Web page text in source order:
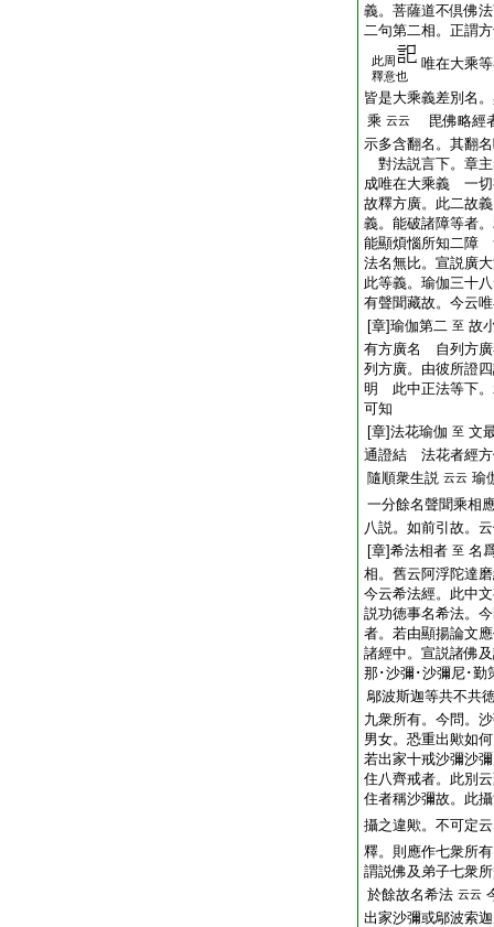
義。菩薩道不倶佛
二句第二相。正謂
此周
釋意也
唯在大乘
皆是大乘義差別名
乘 云云
毘佛略經
示多含翻名。其翻
對法説言下。章
成唯在大乘義 一切
故釋方廣。此二故
義。能破諸障等者
能顯煩惱所知二障
法名無比。宣説廣
此等義。瑜伽三十
有聲聞藏故。今云
[章]瑜伽第二 至 故
有方廣名 自列方廣
列方廣。由彼所證
明 此中正法等下。
可知
[章]法花瑜伽 至 文
通證結 法花者經方
隨順衆生説 云云 瑜
一分餘名聲聞乘相
八説。如前引故。
[章]希法相者 至 名
相。舊云阿浮陀達
今云希法經。此中
説功徳事名希法。
者。若由顯揚論文
諸經中。宣説諸佛
那･沙彌･沙彌尼･勤
鄔波斯迦等共不共
九衆所有。今問。
男女。恐重出歟如
若出家十戒沙彌沙
住八齊戒者。此別
住者稱沙彌故。此
攝之違歟。不可定
釋。則應作七衆所
謂説佛及弟子七衆
於餘故名希法 云云
出家沙彌或鄔波索